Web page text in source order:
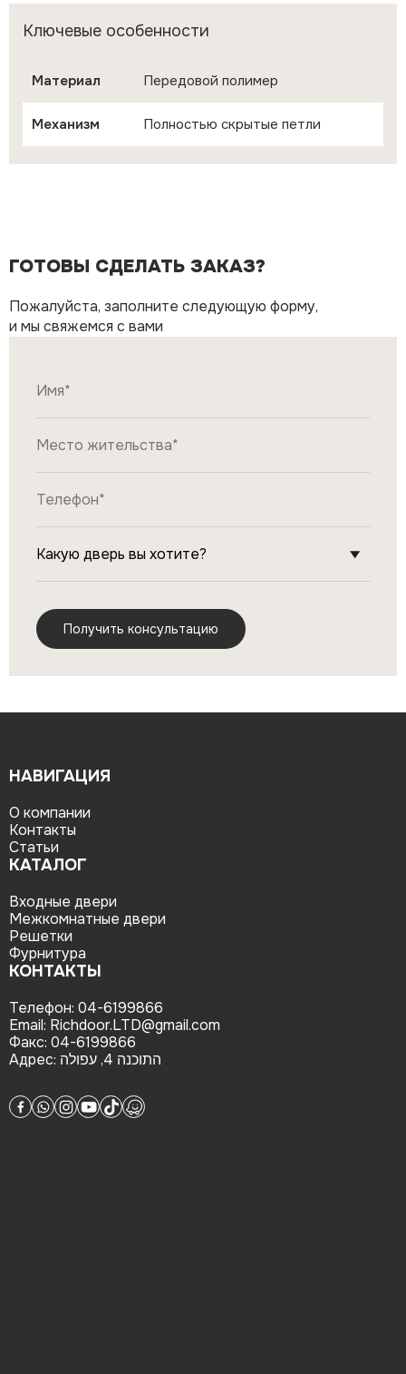
Ключевые особенности
Материал Передовой полимер
Механизм Полностью скрытые петли
ГОТОВЫ СДЕЛАТЬ ЗАКАЗ?
Пожалуйста, заполните следующую форму,
и мы свяжемся с вами
НАВИГАЦИЯ
О компании
Контакты
Статьи
КАТАЛОГ
Входные двери
Межкомнатные двери
Решетки
Фурнитура
КОНТАКТЫ
Телефон: 04-6199866
Email: Richdoor.LTD@gmail.com
Факс: 04-6199866
Адрес:
התוכנה 4, עפולה